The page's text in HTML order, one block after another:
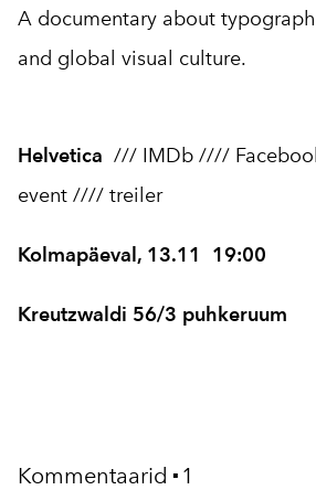
A documentary about
and global visual culture.
Helvetica /// IMDb ////
event //// treiler
Kolmapäeval, 13.11 19:00
Kreutzwaldi 56/3 puhkeruum
Kommentaarid ▪ 1